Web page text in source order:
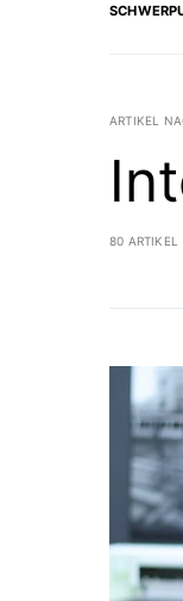
ARTIKEL
80 ARTIKEL